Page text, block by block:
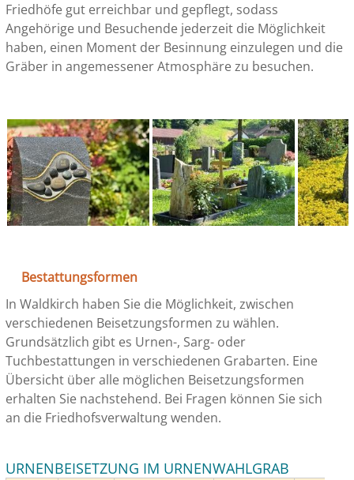
Friedhöfe gut erreichbar und gepflegt, sodass
Angehörige und Besuchende jederzeit die Möglichkeit
haben, einen Moment der Besinnung einzulegen und die
Gräber in angemessener Atmosphäre zu besuchen.
Bestattungsformen
In Waldkirch haben Sie die Möglichkeit, zwischen
verschiedenen Beisetzungsformen zu wählen.
Grundsätzlich gibt es Urnen-, Sarg- oder
Tuchbestattungen in verschiedenen Grabarten. Eine
Übersicht über alle möglichen Beisetzungsformen
erhalten Sie nachstehend. Bei Fragen können Sie sich
an die Friedhofsverwaltung wenden.
URNENBEISETZUNG IM URNENWAHLGRAB